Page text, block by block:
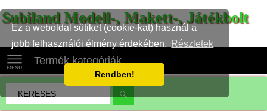
Ez a weboldal sütiket (cookie-kat) használ a
jobb felhasználói élmény érdekében.
Részletek
Rendben!
Subiland Modell-, Makett-, Játékbolt
Termék kategóriák